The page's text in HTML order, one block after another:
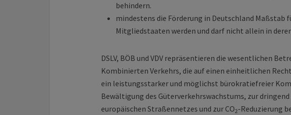
behindern.
mindestens die Förderung in Deutschland Maßstab
Mitgliedstaaten werden und darf nicht allein in
DSLV, BÖB und VDV repräsentieren die wesentlichen
Kombinierten Verkehrs, die auf einen einheitlichen
ein leistungsstarker und möglichst bürokratiefreier
Bewältigung des Güterverkehrswachstums, zur
europäischen Straßennetzes und zur CO2-Reduzierung